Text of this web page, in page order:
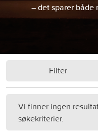
– det sparer både
Filter
Vi finner ingen
søkekriterier.